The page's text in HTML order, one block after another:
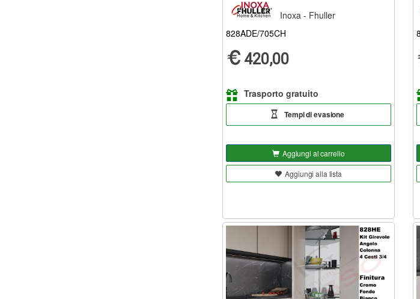
Inoxa - Fhuller
828ADE/705CH
420,00
Trasporto gratuito
Tempi di evasione
Aggiungi al carrello
Aggiungi alla lista